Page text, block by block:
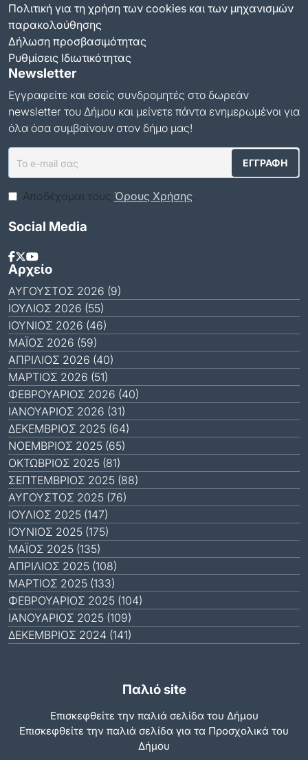
Πολιτική για τη χρήση των cookies και των μηχανισμών
παρακολούθησης
Δήλωση προσβασιμότητας
Ρυθμίσεις Ιδιωτικότητας
Newsletter
Εγγραφείτε και εσείς συνδρομητές στο δωρεάν
newsletter του Δήμου και μείνετε πάντα ενημερωμένοι για
όλα όσα συμβαίνουν στον δήμο μας!
Αποδέχομαι τους Όρους Χρήσης.
Social Media
Αρχείο
ΑΎΓΟΥΣΤΟΣ 2026 (9)
ΙΟΎΛΙΟΣ 2026 (55)
ΙΟΎΝΙΟΣ 2026 (46)
ΜΆΙΟΣ 2026 (59)
ΑΠΡΊΛΙΟΣ 2026 (40)
ΜΆΡΤΙΟΣ 2026 (51)
ΦΕΒΡΟΥΆΡΙΟΣ 2026 (40)
ΙΑΝΟΥΆΡΙΟΣ 2026 (31)
ΔΕΚΈΜΒΡΙΟΣ 2025 (64)
ΝΟΈΜΒΡΙΟΣ 2025 (65)
ΟΚΤΏΒΡΙΟΣ 2025 (81)
ΣΕΠΤΈΜΒΡΙΟΣ 2025 (88)
ΑΎΓΟΥΣΤΟΣ 2025 (76)
ΙΟΎΛΙΟΣ 2025 (147)
ΙΟΎΝΙΟΣ 2025 (175)
ΜΆΙΟΣ 2025 (135)
ΑΠΡΊΛΙΟΣ 2025 (108)
ΜΆΡΤΙΟΣ 2025 (133)
ΦΕΒΡΟΥΆΡΙΟΣ 2025 (104)
ΙΑΝΟΥΆΡΙΟΣ 2025 (109)
ΔΕΚΈΜΒΡΙΟΣ 2024 (141)
Παλιό site
Επισκεφθείτε την παλιά σελίδα του Δήμου
Eπισκεφθείτε την παλιά σελίδα για τα Προσχολικά του
Δήμου